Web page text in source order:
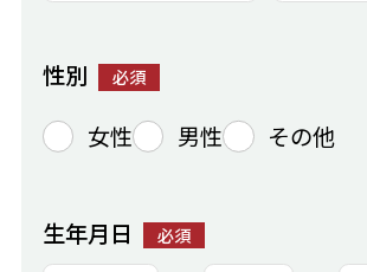
性別 必須
女性 男性 その他
生年月日 必須